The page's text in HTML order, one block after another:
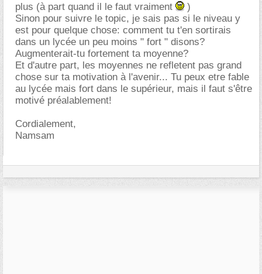
plus (à part quand il le faut vraiment
)
Sinon pour suivre le topic, je sais pas si le niveau y
est pour quelque chose: comment tu t'en sortirais
dans un lycée un peu moins " fort " disons?
Augmenterait-tu fortement ta moyenne?
Et d'autre part, les moyennes ne refletent pas grand
chose sur ta motivation à l'avenir... Tu peux etre fable
au lycée mais fort dans le supérieur, mais il faut s'être
motivé préalablement!
Cordialement,
Namsam